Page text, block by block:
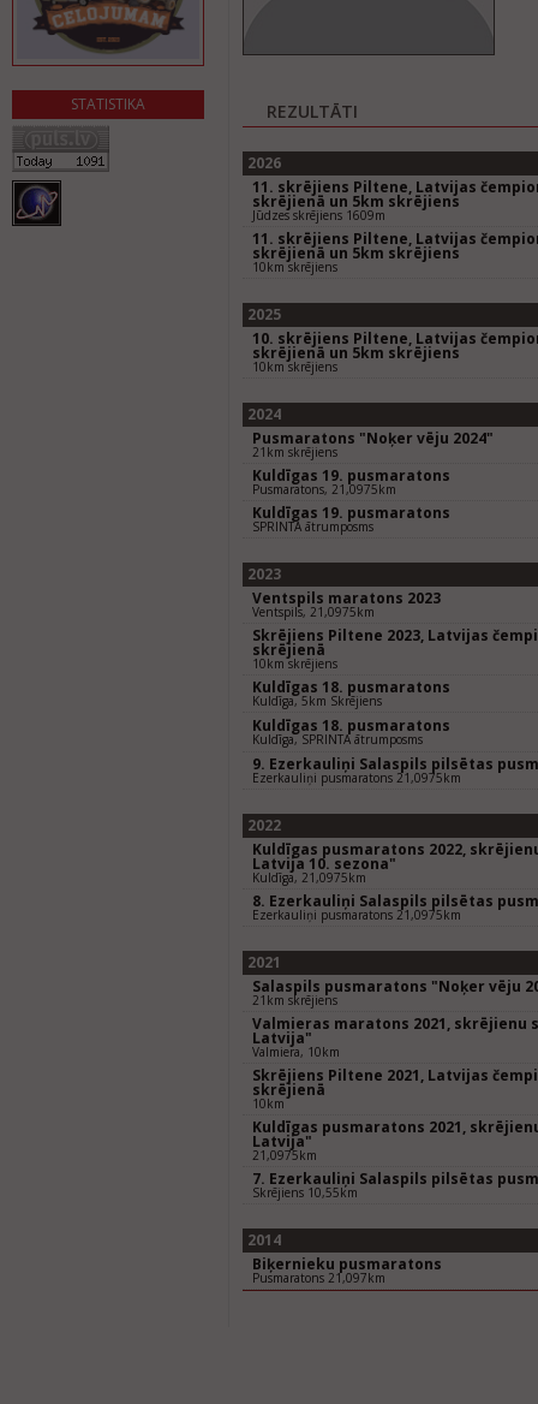
STATISTIKA REZULTĀTI
2026
11. skrējiens Piltene, Latvijas
skrējienā un 5km skrējiens
Jūdzes skrējiens 1609m
11. skrējiens Piltene, Latvijas
skrējienā un 5km skrējiens
10km skrējiens
2025
10. skrējiens Piltene, Latvijas
skrējienā un 5km skrējiens
10km skrējiens
2024
Pusmaratons "Noķer vēju 2024"
21km skrējiens
Kuldīgas 19. pusmaratons
Pusmaratons, 21,0975km
Kuldīgas 19. pusmaratons
SPRINTA ātrumposms
2023
Ventspils maratons 2023
Ventspils, 21,0975km
Skrējiens Piltene 2023, Latvijas
skrējienā
10km skrējiens
Kuldīgas 18. pusmaratons
Kuldīga, 5km Skrējiens
Kuldīgas 18. pusmaratons
Kuldīga, SPRINTA ātrumposms
9. Ezerkauliņi Salaspils pilsētas
Ezerkauliņi pusmaratons 21,0975km
2022
Kuldīgas pusmaratons 2022,
Latvija 10. sezona"
Kuldīga, 21,0975km
8. Ezerkauliņi Salaspils pilsētas
Ezerkauliņi pusmaratons 21,0975km
2021
Salaspils pusmaratons "Noķer vēju
21km skrējiens
Valmieras maratons 2021, skrējienu
Latvija"
Valmiera, 10km
Skrējiens Piltene 2021, Latvijas
skrējienā
10km
Kuldīgas pusmaratons 2021,
Latvija"
21,0975km
7. Ezerkauliņi Salaspils pilsētas
Skrējiens 10,55km
2014
Biķernieku pusmaratons
Pusmaratons 21,097km